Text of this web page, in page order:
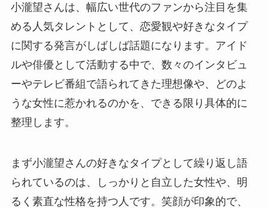
小瀧望さんは、幅広い世代のファンから注目を集
める人気タレントとして、恋愛観や好きなタイプ
に関する発言がしばしば話題になります。アイド
ルや俳優として活動する中で、数々のインタビュ
ーやテレビ番組で語られてきた理想像や、どのよ
うな女性に惹かれるのかを、できる限り具体的に
整理します。
まず小瀧望さんの好きなタイプとして繰り返し語
られているのは、しっかりと自立した女性や、明
るく素直な性格を持つ人です。笑顔が印象的で、